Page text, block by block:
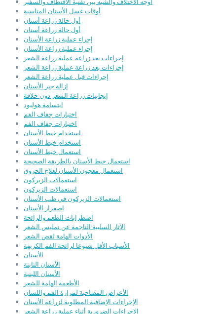
أوقات غسل الأسنان المناسبة
أول حالة زراعة أسنان
أول حالة زراعة أسنان
إجراء عملية زراعة الأسنان
إجراء عملية زراعة الأسنان
إجراءات بعد زراعة عملية زراعة الشعر
إجراءات بعد زراعة عملية زراعة الشعر
إجراءات قبل عملية زراعة الشعر
إزالة جير الأسنان
إيجابيات زراعة الشعر دون حلاقة
ابتسامة هوليود
اختبارات جفاف الفم
اختبارات جفاف الفم
استخدام خيط الأسنان
استخدام خيط الأسنان
استعمال خيط الأسنان
استعمال خيط الأسنان بالطريقة الصحيحة
استعمال معجون الأسنان لعلاج الحروق
استعمالات الزيركون
استعمالات الزيركون
استعمالات الزيركون في طب الأسنان
اصفرار الأسنان
اضطرابات الطعم والرائحة
الآثار السلبية الناجمة عن تمليس الشعر
الأدوات الهامة لقص الشعر
الأسباب الأقل شيوعا لرائحة الفم الكريهة
الأسنان
الأسنان الثابتة
الأسنان اللبنية
الأطعمة الهامة للشعر
الأعراض المصاحبة لمرارة الفم واللسان
الإجراءات الإضافية المطلوبة لزراعة الأسنان
الإجراءات الضرورية أثناء عملية زراعة الشعر